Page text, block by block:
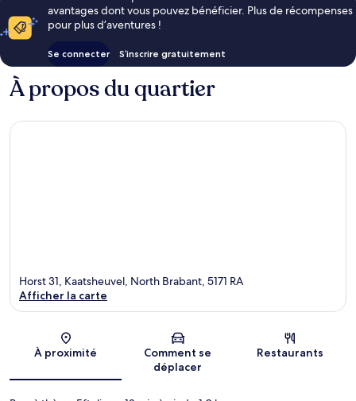
avantages dont vous pouvez bénéficier. Plus de récompenses
pour plus d’aventures !
Se connecter S’inscrire gratuitement
À propos du quartier
Carte
Horst 31, Kaatsheuvel, North Brabant, 5171 RA
Afficher la carte
À proximité
Comment se
déplacer
Restaurants